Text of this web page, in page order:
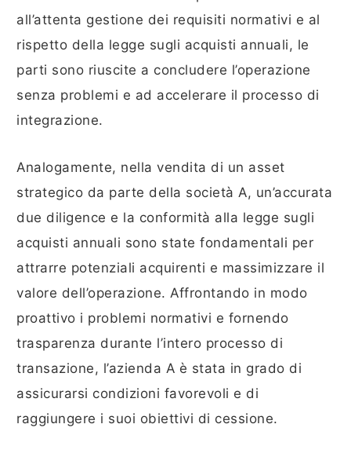
all’attenta gestione dei requisiti normativi e al
rispetto della legge sugli acquisti annuali, le
parti sono riuscite a concludere l’operazione
senza problemi e ad accelerare il processo di
integrazione.
Analogamente, nella vendita di un asset
strategico da parte della società A, un’accurata
due diligence e la conformità alla legge sugli
acquisti annuali sono state fondamentali per
attrarre potenziali acquirenti e massimizzare il
valore dell’operazione. Affrontando in modo
proattivo i problemi normativi e fornendo
trasparenza durante l’intero processo di
transazione, l’azienda A è stata in grado di
assicurarsi condizioni favorevoli e di
raggiungere i suoi obiettivi di cessione.